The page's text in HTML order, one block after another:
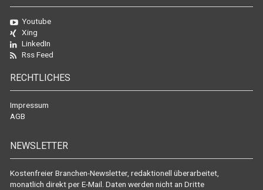
Youtube
Xing
LinkedIn
Rss Feed
RECHTLICHES
Impressum
AGB
NEWSLETTER
Kostenfreier Branchen-Newsletter, redaktionell überarbeitet,
monatlich direkt per E-Mail. Daten werden nicht an Dritte